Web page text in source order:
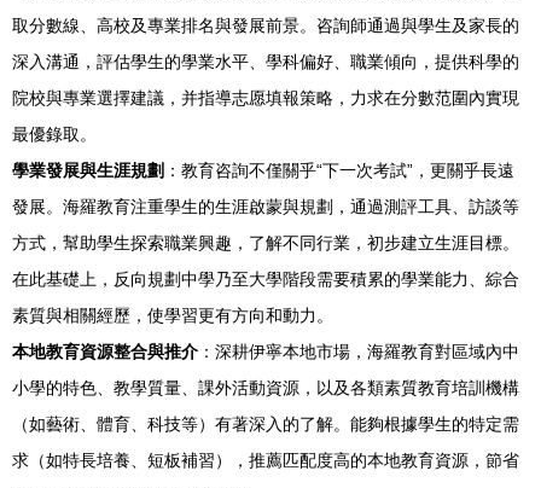
取分數線、高校及專業排名與發展前景。咨詢師通過與學生及家長的
深入溝通，評估學生的學業水平、學科偏好、職業傾向，提供科學的
院校與專業選擇建議，并指導志愿填報策略，力求在分數范圍內實現
最優錄取。
學業發展與生涯規劃 ：教育咨詢不僅關乎“下一次考試”，更關乎長遠
發展。海羅教育注重學生的生涯啟蒙與規劃，通過測評工具、訪談等
方式，幫助學生探索職業興趣，了解不同行業，初步建立生涯目標。
在此基礎上，反向規劃中學乃至大學階段需要積累的學業能力、綜合
素質與相關經歷，使學習更有方向和動力。
本地教育資源整合與推介 ：深耕伊寧本地市場，海羅教育對區域內中
小學的特色、教學質量、課外活動資源，以及各類素質教育培訓機構
（如藝術、體育、科技等）有著深入的了解。能夠根據學生的特定需
求（如特長培養、短板補習），推薦匹配度高的本地教育資源，節省